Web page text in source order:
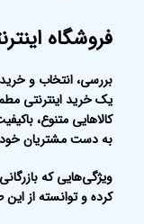
فروشگاه
بررسی، انتخاب و
یک خرید اینترنتی
کالاهایی متنوع،
به دست مشتریان خود
ویژگی‌هایی که
کرده و توانسته از